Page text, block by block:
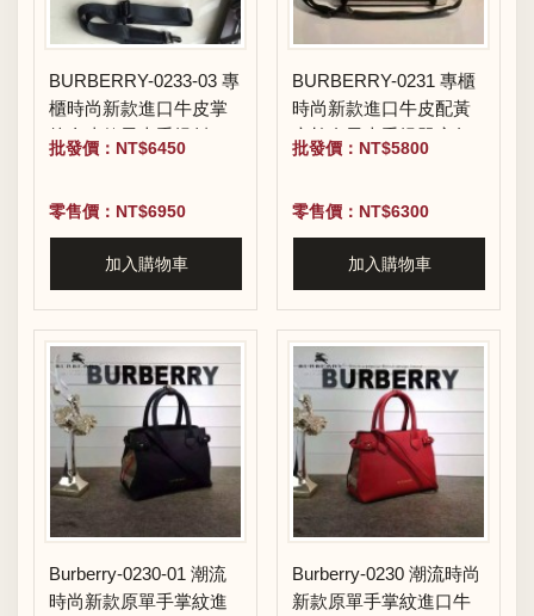
BURBERRY-0233-03 專
櫃時尚新款進口牛皮掌
紋全皮款男士手提斜背
包
批發價：NT$6450
零售價：NT$6950
加入購物車
BURBERRY-0231 專櫃
時尚新款進口牛皮配黃
麻棉布男士手提單肩包
批發價：NT$5800
零售價：NT$6300
加入購物車
Burberry-0230-01 潮流
時尚新款原單手掌紋進
Burberry-0230 潮流時尚
新款原單手掌紋進口牛